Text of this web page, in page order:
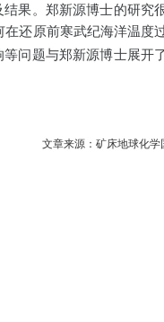
果。郑新源博士的研究
还原前寒武纪海洋温度
问题与郑新源博士展开
文章来源：矿床地球化学